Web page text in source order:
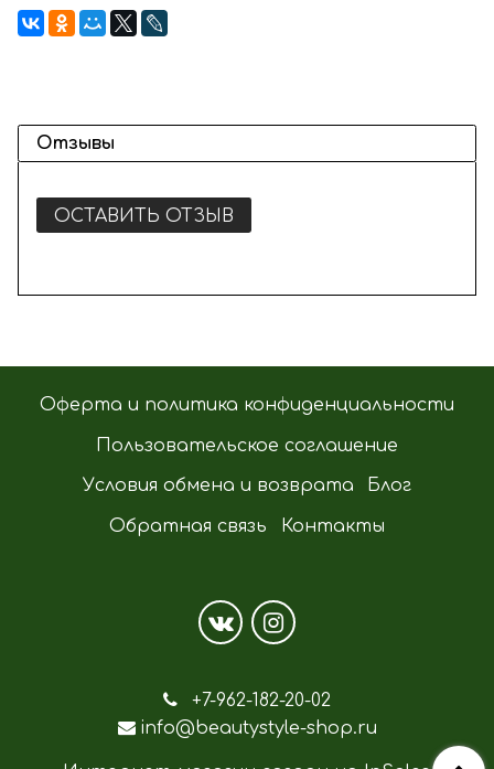
Отзывы
ОСТАВИТЬ ОТЗЫВ
Оферта и политика конфиденциальности
Пользовательское соглашение
Условия обмена и возврата Блог
Обратная связь Контакты
+7-962-182-20-02
info@beautystyle-shop.ru